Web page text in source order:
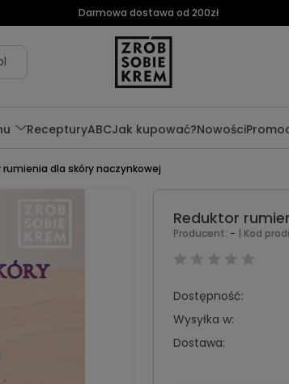
Darmowa dostawa od 200zł
RecepturyABCJak kupować?Nowości
rumienia dla skóry naczynkowej
Reduktor
Producent: - | Kod
Dostępność:
Wysyłka w:
Dostawa: